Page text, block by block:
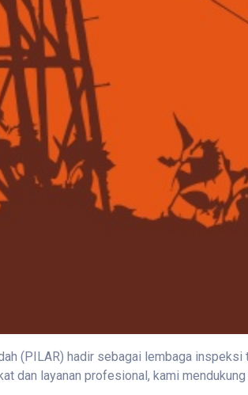
(PILAR) hadir sebagai lembaga
dan layanan profesional, kami